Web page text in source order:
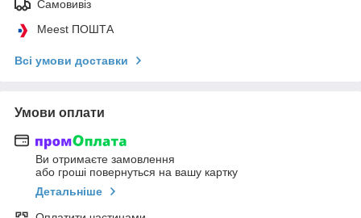
Самовивіз
Meest ПОШТА
Всі умови доставки
Умови оплати
Ви отримаєте замовлення
або гроші повернуться на вашу картку
Детальніше